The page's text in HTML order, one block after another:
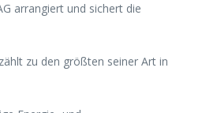
arrangiert und sichert die
zu den größten seiner Art in